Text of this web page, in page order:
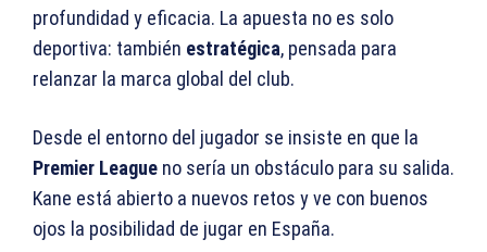
profundidad y eficacia. La apuesta no es solo
deportiva: también estratégica, pensada para
relanzar la marca global del club.
Desde el entorno del jugador se insiste en que la
Premier League no sería un obstáculo para su salida.
Kane está abierto a nuevos retos y ve con buenos
ojos la posibilidad de jugar en España.